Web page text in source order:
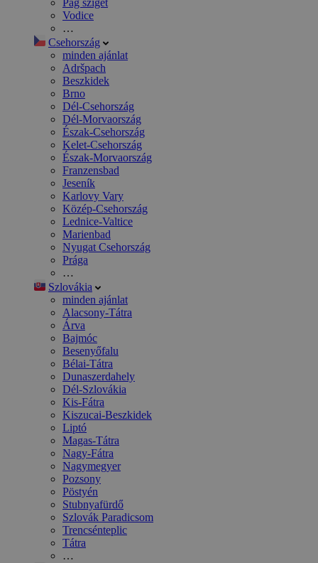
Pag sziget
Vodice
…
Csehország
minden ajánlat
Adršpach
Beszkidek
Brno
Dél-Csehország
Dél-Morvaország
Észak-Csehország
Kelet-Csehország
Észak-Morvaország
Franzensbad
Jeseník
Karlovy Vary
Közép-Csehország
Lednice-Valtice
Marienbad
Nyugat Csehország
Prága
…
Szlovákia
minden ajánlat
Alacsony-Tátra
Árva
Bajmóc
Besenyőfalu
Bélai-Tátra
Dunaszerdahely
Dél-Szlovákia
Kis-Fátra
Kiszucai-Beszkidek
Liptó
Magas-Tátra
Nagy-Fátra
Nagymegyer
Pozsony
Pöstyén
Stubnyafürdő
Szlovák Paradicsom
Trencsénteplic
Tátra
…